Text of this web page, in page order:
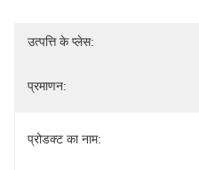
उत्पत्ति के प्लेस:
प्रमाणन:
प्रोडक्ट का नाम: